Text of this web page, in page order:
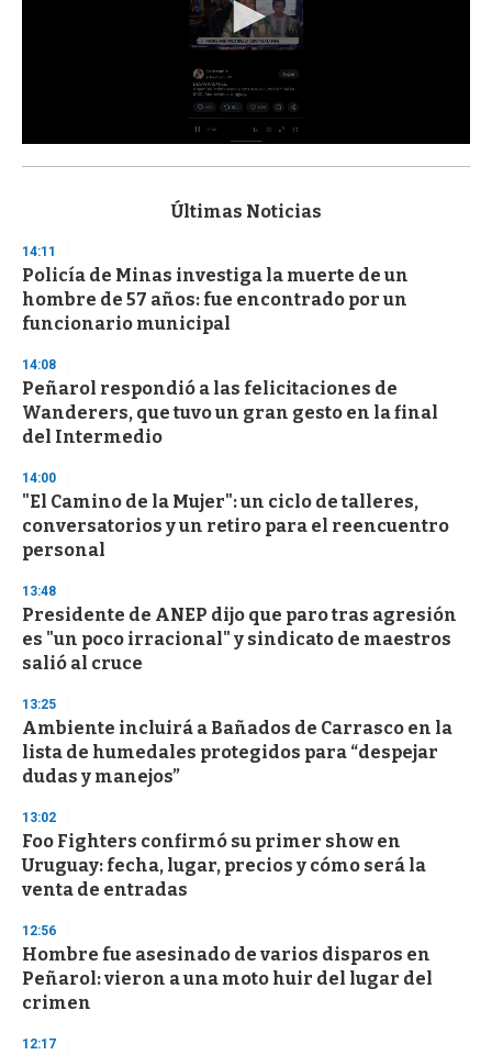
s
d
s
o
f
3
s
e
c
o
n
Últimas Noticias
14:11
Policía de Minas investiga la muerte de un
hombre de 57 años: fue encontrado por un
funcionario municipal
14:08
Peñarol respondió a las felicitaciones de
Wanderers, que tuvo un gran gesto en la final
del Intermedio
14:00
"El Camino de la Mujer": un ciclo de talleres,
conversatorios y un retiro para el reencuentro
personal
13:48
Presidente de ANEP dijo que paro tras agresión
es "un poco irracional" y sindicato de maestros
salió al cruce
13:25
Ambiente incluirá a Bañados de Carrasco en la
lista de humedales protegidos para “despejar
dudas y manejos”
13:02
Foo Fighters confirmó su primer show en
Uruguay: fecha, lugar, precios y cómo será la
venta de entradas
12:56
Hombre fue asesinado de varios disparos en
Peñarol: vieron a una moto huir del lugar del
crimen
12:17